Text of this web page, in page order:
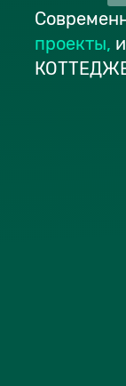
проекты,